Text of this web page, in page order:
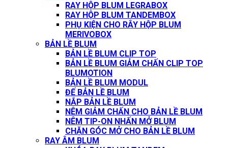
RAY HỘP BLUM LEGRABOX
RAY HỘP BLUM TANDEMBOX
PHỤ KIỆN CHO RÂY HỘP BLUM
MERIVOBOX
BẢN LỀ BLUM
BẢN LỀ BLUM CLIP TOP
BẢN LỀ BLUM GIẢM CHẤN CLIP TOP
BLUMOTION
BẢN LỀ BLUM MODUL
ĐẾ BẢN LỀ BLUM
NẮP BẢN LỀ BLUM
NÊM GIẢM CHẤN CHO BẢN LỀ BLUM
NÊM TIP-ON NHẤN MỞ BLUM
CHẶN GÓC MỞ CHO BẢN LỀ BLUM
RAY ÂM BLUM